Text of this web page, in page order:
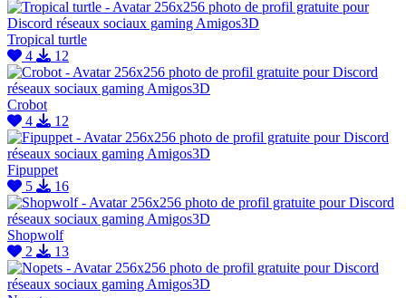
Tropical turtle
4
12
Crobot
4
12
Fipuppet
5
16
Shopwolf
2
13